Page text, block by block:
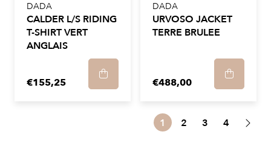
DADA
CALDER L/S RIDING
T-SHIRT VERT
ANGLAIS
€155,25
DADA
URVOSO JACKET
TERRE BRULEE
€488,00
1 2 3 4